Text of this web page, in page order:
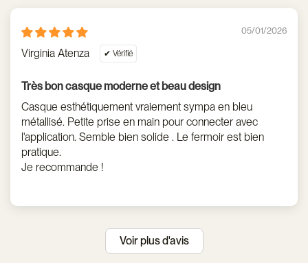
05/01/2026
Virginia Atenza
Très bon casque moderne et beau design
Casque esthétiquement vraiement sympa en bleu
métallisé. Petite prise en main pour connecter avec
l'application. Semble bien solide . Le fermoir est bien
pratique.
Je recommande !
Voir plus d'avis